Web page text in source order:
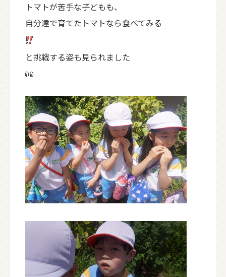
トマトが苦手な子どもも、
自分達で育てたトマトなら食べてみる
と挑戦する姿も見られました